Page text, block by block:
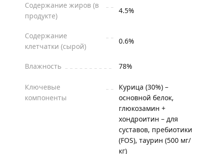
Содержание жиров (в
продукте)
4.5%
Содержание
клетчатки (сырой)
0.6%
Влажность 78%
Ключевые
компоненты
Курица (30%) –
основной белок,
глюкозамин +
хондроитин – для
суставов, пребиотики
(FOS), таурин (500 мг/
кг)